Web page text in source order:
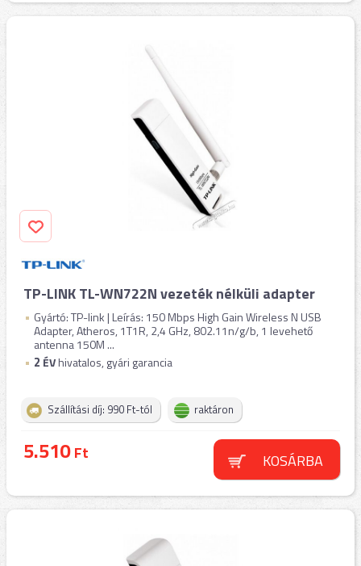
TP-LINK TL-WN722N vezeték nélküli adapter
Gyártó: TP-link | Leírás: 150 Mbps High Gain Wireless N USB
Adapter, Atheros, 1T1R, 2,4 GHz, 802.11n/g/b, 1 levehető
antenna 150M ...
2 ÉVhivatalos, gyári garancia
Szállítási díj: 990 Ft-tól raktáron
5.510Ft KOSÁRBA